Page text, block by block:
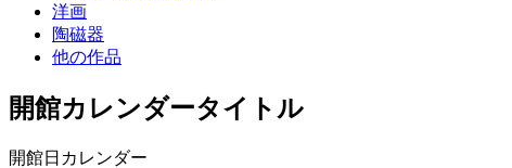
洋画
陶磁器
他の作品
開館カレンダータイトル
開館日カレンダー